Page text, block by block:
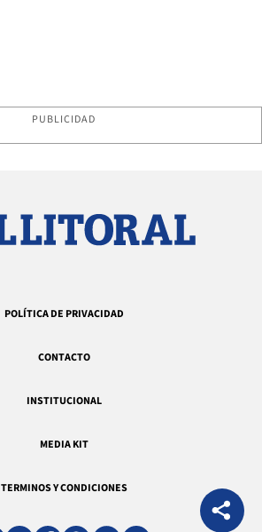
PUBLICIDAD
POLÍTICA DE PRIVACIDAD
CONTACTO
INSTITUCIONAL
MEDIA KIT
TERMINOS Y CONDICIONES